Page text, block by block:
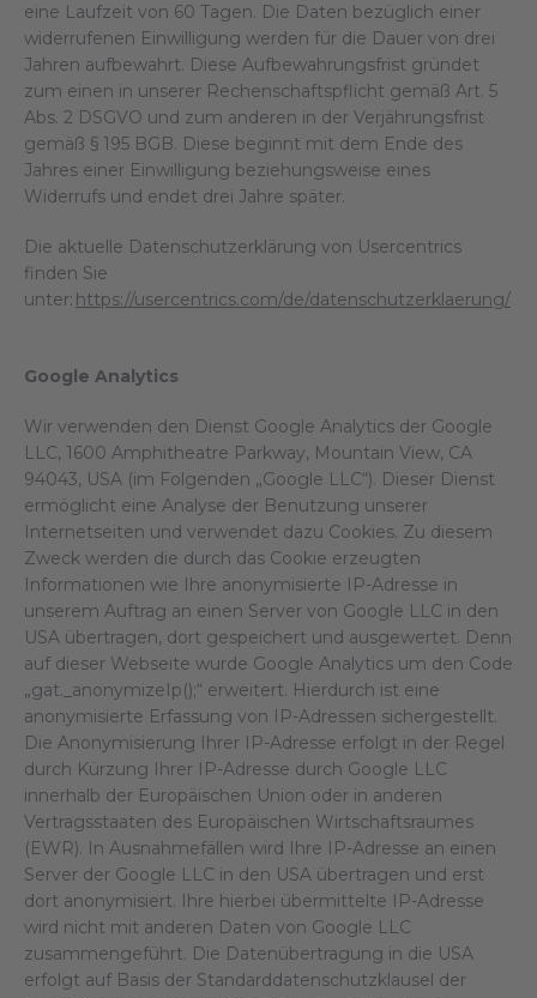
eine Laufzeit von 60 Tagen. Die Daten bezüglich einer
widerrufenen Einwilligung werden für die Dauer von drei
Jahren aufbewahrt. Diese Aufbewahrungsfrist gründet
zum einen in unserer Rechenschaftspflicht gemäß Art. 5
Abs. 2 DSGVO und zum anderen in der Verjährungsfrist
gemäß § 195 BGB. Diese beginnt mit dem Ende des
Jahres einer Einwilligung beziehungsweise eines
Widerrufs und endet drei Jahre später.
Die aktuelle Datenschutzerklärung von Usercentrics
finden Sie
unter: https://usercentrics.com/de/datenschutzerklaerung/
Google Analytics
Wir verwenden den Dienst Google Analytics der Google
LLC, 1600 Amphitheatre Parkway, Mountain View, CA
94043, USA (im Folgenden „Google LLC“). Dieser Dienst
ermöglicht eine Analyse der Benutzung unserer
Internetseiten und verwendet dazu Cookies. Zu diesem
Zweck werden die durch das Cookie erzeugten
Informationen wie Ihre anonymisierte IP-Adresse in
unserem Auftrag an einen Server von Google LLC in den
USA übertragen, dort gespeichert und ausgewertet. Denn
auf dieser Webseite wurde Google Analytics um den Code
„gat._anonymizeIp();“ erweitert. Hierdurch ist eine
anonymisierte Erfassung von IP-Adressen sichergestellt.
Die Anonymisierung Ihrer IP-Adresse erfolgt in der Regel
durch Kürzung Ihrer IP-Adresse durch Google LLC
innerhalb der Europäischen Union oder in anderen
Vertragsstaaten des Europäischen Wirtschaftsraumes
(EWR). In Ausnahmefällen wird Ihre IP-Adresse an einen
Server der Google LLC in den USA übertragen und erst
dort anonymisiert. Ihre hierbei übermittelte IP-Adresse
wird nicht mit anderen Daten von Google LLC
zusammengeführt. Die Datenübertragung in die USA
erfolgt auf Basis der Standarddatenschutzklausel der